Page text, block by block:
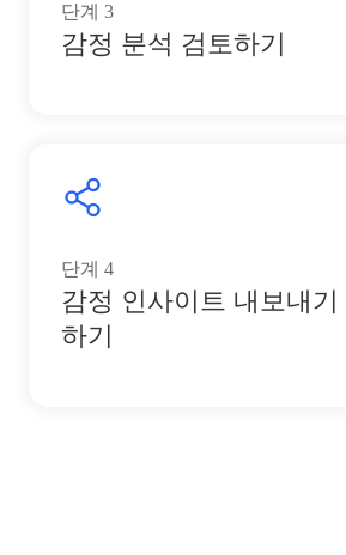
단계 3
감정 분석 검토하기
단계 4
감정 인사이트 내보내
하기